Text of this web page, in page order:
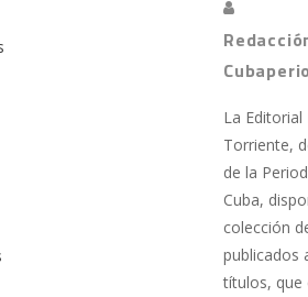
La Editorial
Torriente,
de la
Cuba,
colección
publicados
títulos, que